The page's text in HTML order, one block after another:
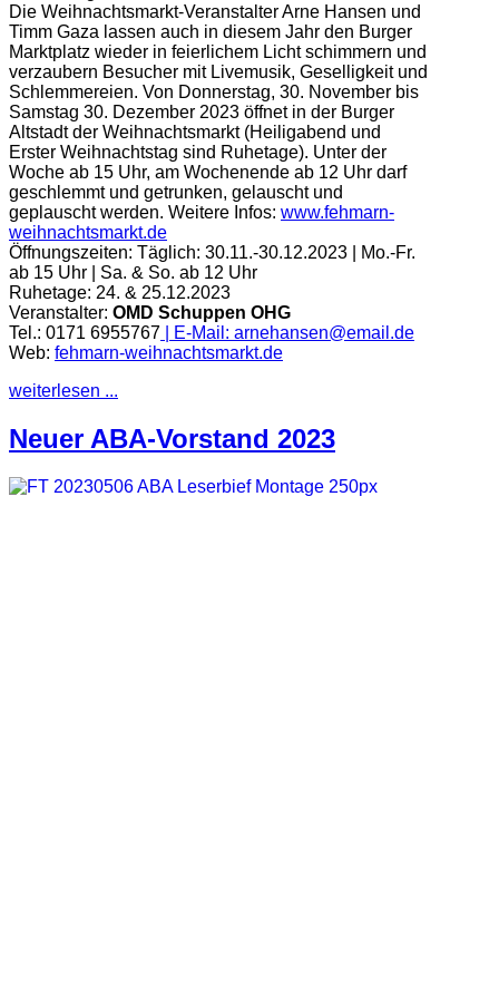
Die Weihnachtsmarkt-Veranstalter Arne Hansen und
Timm Gaza lassen auch in diesem Jahr den Burger
Marktplatz wieder in feierlichem Licht schimmern und
verzaubern Besucher mit Livemusik, Geselligkeit und
Schlemmereien. Von Donnerstag, 30. November bis
Samstag 30. Dezember 2023 öffnet in der Burger
Altstadt der Weihnachtsmarkt (Heiligabend und
Erster Weihnachtstag sind Ruhetage). Unter der
Woche ab 15 Uhr, am Wochenende ab 12 Uhr darf
geschlemmt und getrunken, gelauscht und
geplauscht werden. Weitere Infos: www.fehmarn-
weihnachtsmarkt.de
Öffnungszeiten: Täglich: 30.11.-30.12.2023 | Mo.-Fr.
ab 15 Uhr | Sa. & So. ab 12 Uhr
Ruhetage: 24. & 25.12.2023
Veranstalter: OMD Schuppen OHG
Tel.: 0171 6955767 | E-Mail: arnehansen@email.de
Web: fehmarn-weihnachtsmarkt.de
weiterlesen ...
Neuer ABA-Vorstand 2023